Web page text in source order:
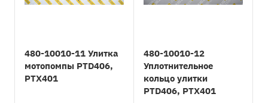
480-10010-11 Улитка
мотопомпы PTD406,
PTX401
480-10010-12
Уплотнительное
кольцо улитки
PTD406, PTX401